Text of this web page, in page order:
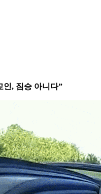
, 짐승 아니다”